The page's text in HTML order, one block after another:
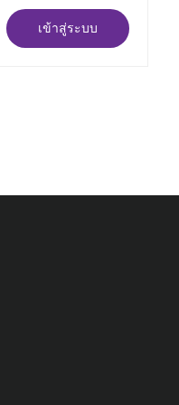
เข้าสู่ระบบ